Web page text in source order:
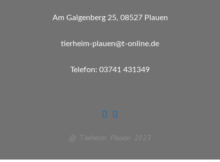
Am Galgenberg 25, 08527 Plauen
tierheim-plauen@t-online.de
Telefon: 03741 431349
@ Tierheim Plauen 2023